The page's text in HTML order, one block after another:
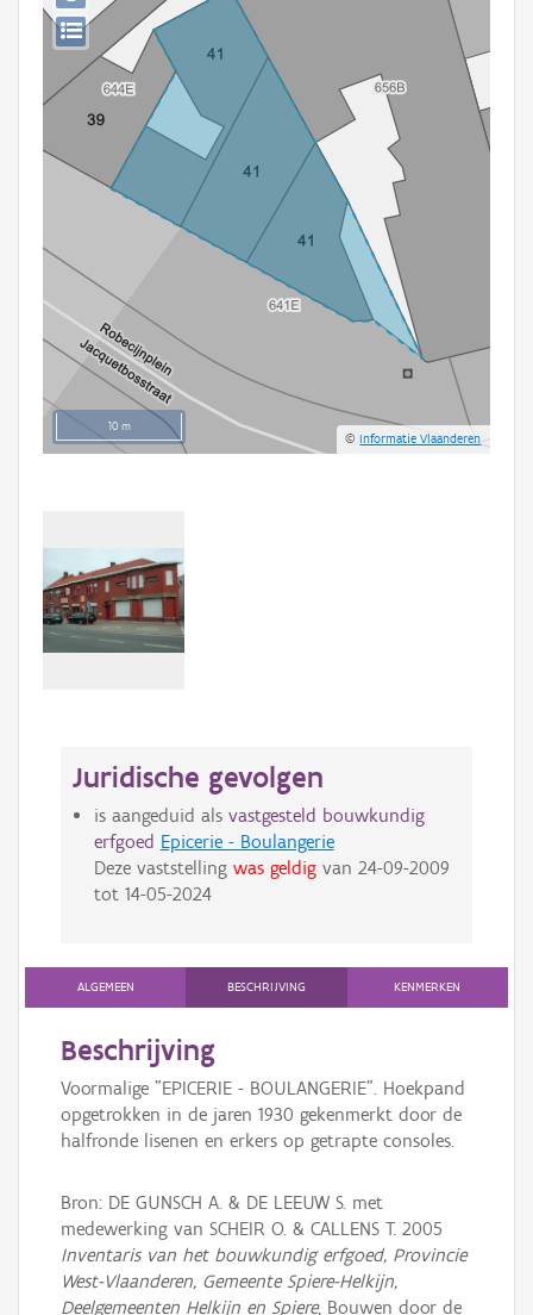
10 m
©Informatie Vlaanderen
Juridische gevolgen
is aangeduid als vastgesteld bouwkundig
erfgoed Epicerie - Boulangerie
Deze vaststelling was geldigvan 24-09-2009
tot 14-05-2024
ALGEMEEN BESCHRIJVING KENMERKEN
Beschrijving
Voormalige "EPICERIE - BOULANGERIE". Hoekpand
opgetrokken in de jaren 1930 gekenmerkt door de
halfronde lisenen en erkers op getrapte consoles.
Bron: DE GUNSCH A. & DE LEEUW S. met
medewerking van SCHEIR O. & CALLENS T. 2005
Inventaris van het bouwkundig erfgoed, Provincie
West-Vlaanderen, Gemeente Spiere-Helkijn,
Deelgemeenten Helkijn en Spiere, Bouwen door de